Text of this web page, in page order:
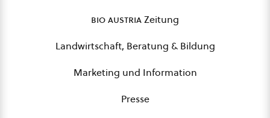
bio austriaZeitung
Landwirtschaft, Beratung & Bildung
Marketing und Information
Presse